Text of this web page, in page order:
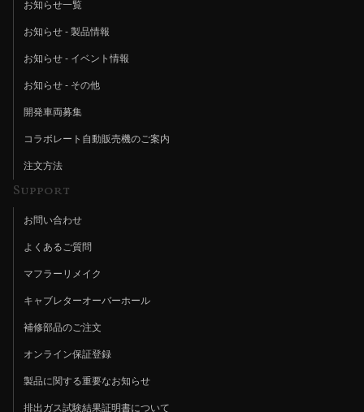
お知らせ一覧
お知らせ - 製品情報
お知らせ - イベント情報
お知らせ - その他
開発車両募集
コラボレート自動販売機のご案内
注文方法
Support
お問い合わせ
よくあるご質問
マフラーリメイク
キャブレターオーバーホール
補修部品のご注文
オンライン保証登録
製品に関する重要なお知らせ
排出ガス試験結果証明書について